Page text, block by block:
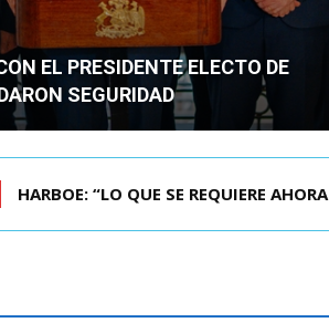
EL PRESIDENTE ELECTO DE
SEGURIDAD
BIMINISTRO MAS POR IPC: “LA